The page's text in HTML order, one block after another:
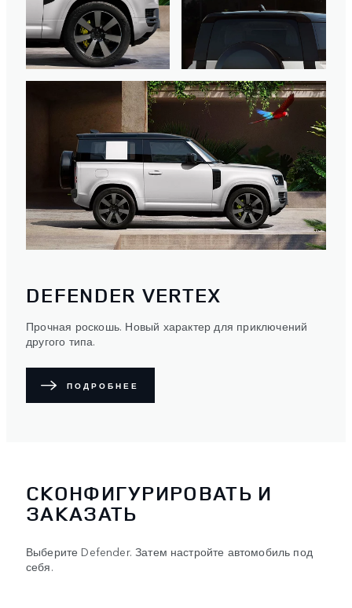
DEFENDER VERTEX
Прочная роскошь. Новый характер для приключений
другого типа.
ПОДРОБНЕЕ
СКОНФИГУРИРОВАТЬ И
ЗАКАЗАТЬ
Выберите Defender. Затем настройте автомобиль под
себя.